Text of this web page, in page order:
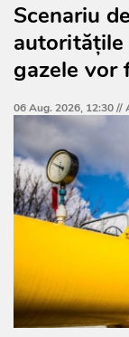
Scenariu
autoritățile
gazele vor
06 Aug. 2026, 12:30 //